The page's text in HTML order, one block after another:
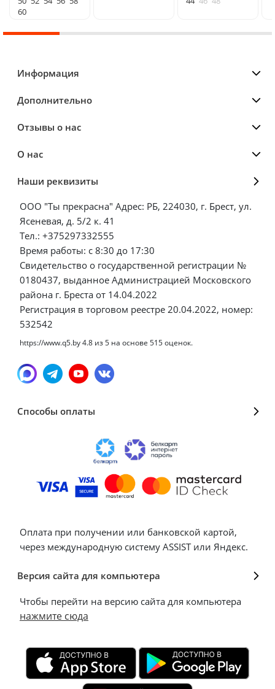
60
Информация
Дополнительно
Отзывы о нас
О нас
Наши реквизиты
ООО "Ты прекрасна" Адрес: РБ, 224030, г. Брест, ул.
Ясеневая, д. 5/2 к. 41
Тел.: +375297332555
Время работы: с 8:30 до 17:30
Свидетельство о государственной регистрации №
0180437, выданное Администрацией Московского
района г. Бреста от 14.04.2022
Регистрация в торговом реестре 20.04.2022, номер:
532542
https://www.q5.by4.8 из5 на основе 515оценок.
Способы оплаты
Оплата при получении или банковской картой,
через международную систему ASSIST или Яндекс.
Версия сайта для компьютера
Чтобы перейти на версию сайта для компьютера
нажмите сюда